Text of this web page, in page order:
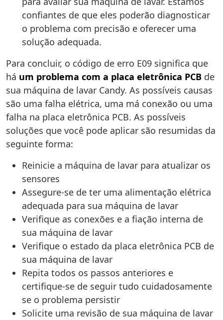
confiantes de que eles poderão diagnosticar
o problema com precisão e oferecer uma
solução adequada.
Para concluir, o código de erro E09 significa que
há um problema com a placa eletrônica PCB de
sua máquina de lavar Candy. As possíveis causas
são uma falha elétrica, uma má conexão ou uma
falha na placa eletrônica PCB. As possíveis
soluções que você pode aplicar são resumidas da
seguinte forma:
Reinicie a máquina de lavar para atualizar os
sensores
Assegure-se de ter uma alimentação elétrica
adequada para sua máquina de lavar
Verifique as conexões e a fiação interna de
sua máquina de lavar
Verifique o estado da placa eletrônica PCB de
sua máquina de lavar
Repita todos os passos anteriores e
certifique-se de seguir tudo cuidadosamente
se o problema persistir
Solicite uma revisão de sua máquina de lavar